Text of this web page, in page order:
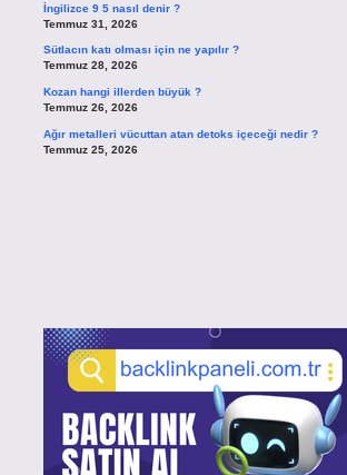
İngilizce 9 5 nasıl denir ?
Temmuz 31, 2026
Sütlacın katı olması için ne yapılır ?
Temmuz 28, 2026
Kozan hangi illerden büyük ?
Temmuz 26, 2026
Ağır metalleri vücuttan atan detoks içeceği nedir ?
Temmuz 25, 2026